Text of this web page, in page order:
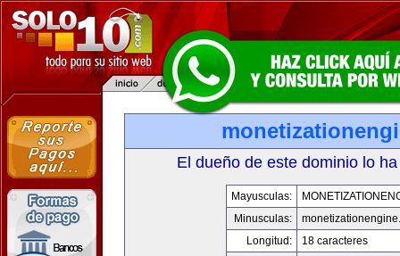
El dueño de este dominio lo
Mayusculas:
Minusculas:
Longitud:
18 caracteres